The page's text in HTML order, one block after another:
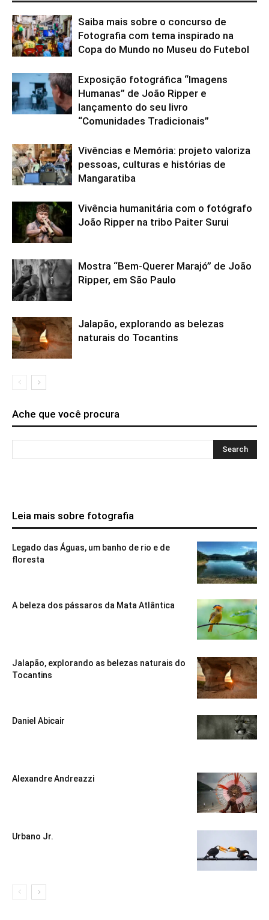
Saiba mais sobre o concurso de
Fotografia com tema inspirado na
Copa do Mundo no Museu do Futebol
Exposição fotográfica “Imagens
Humanas” de João Ripper e
lançamento do seu livro
“Comunidades Tradicionais”
Vivências e Memória: projeto valoriza
pessoas, culturas e histórias de
Mangaratiba
Vivência humanitária com o fotógrafo
João Ripper na tribo Paiter Surui
Mostra “Bem-Querer Marajó” de João
Ripper, em São Paulo
Jalapão, explorando as belezas
naturais do Tocantins
Ache que você procura
Leia mais sobre fotografia
Legado das Águas, um banho de rio e de
floresta
A beleza dos pássaros da Mata Atlântica
Jalapão, explorando as belezas naturais do
Tocantins
Daniel Abicair
Alexandre Andreazzi
Urbano Jr.